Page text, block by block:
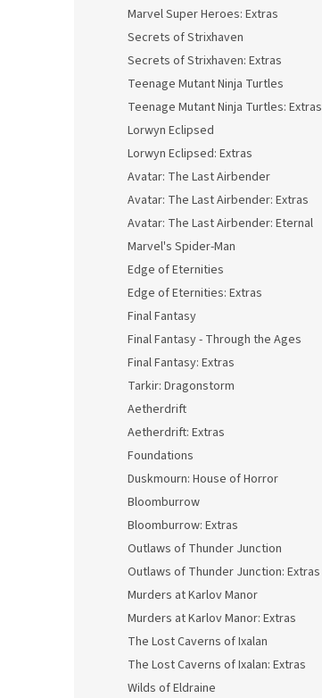
Marvel Super Heroes: Extras
Secrets of Strixhaven
Secrets of Strixhaven: Extras
Teenage Mutant Ninja Turtles
Teenage Mutant Ninja Turtles: Extras
Lorwyn Eclipsed
Lorwyn Eclipsed: Extras
Avatar: The Last Airbender
Avatar: The Last Airbender: Extras
Avatar: The Last Airbender: Eternal
Marvel's Spider-Man
Edge of Eternities
Edge of Eternities: Extras
Final Fantasy
Final Fantasy - Through the Ages
Final Fantasy: Extras
Tarkir: Dragonstorm
Aetherdrift
Aetherdrift: Extras
Foundations
Duskmourn: House of Horror
Bloomburrow
Bloomburrow: Extras
Outlaws of Thunder Junction
Outlaws of Thunder Junction: Extras
Murders at Karlov Manor
Murders at Karlov Manor: Extras
The Lost Caverns of Ixalan
The Lost Caverns of Ixalan: Extras
Wilds of Eldraine